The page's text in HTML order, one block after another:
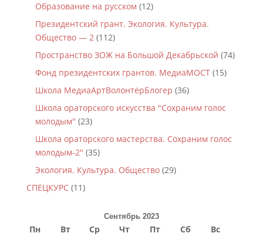
Образование на русском (12)
Президентский грант. Экология. Культура.
Общество — 2(112)
Пространство ЗОЖ на Большой Декабрьской (74)
Фонд президентских грантов. МедиаМОСТ(15)
Школа МедиаАртВолонтёрБлогер (36)
Школа ораторского искусства "Сохраним голос
молодым" (23)
Школа ораторского мастерства. Сохраним голос
молодым-2" (35)
Экология. Культура. Общество(29)
СПЕЦКУРС(11)
Сентябрь 2023
Пн Вт Ср Чт Пт Сб
Вс